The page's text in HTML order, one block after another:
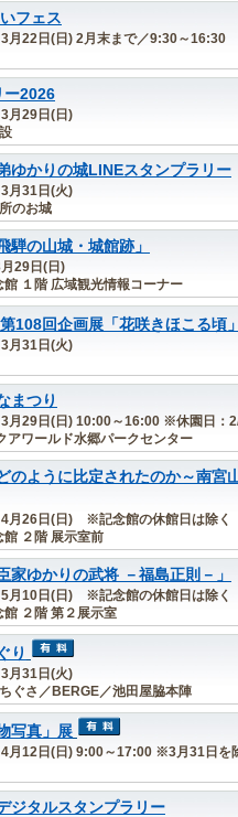
フェス
月22日(日) 2月末まで／9:30～
ー2026
月29日(日)
ゆかりの城LINEスタンプラリー
月31日(火)
のお城
騨の山城・城館跡」
29日(日)
１階 広域観光情報コーナー
108回企画展「花咲きほこる頃」
月31日(火)
まつり
月29日(日) 10:00～16:00 ※休園日：
アワールド水郷パークセンター
のように比定されたのか～南宮
月26日(日) ※記念館の休館日は除く
２階 展示室前
家ゆかりの武将 －福島正則－」
月10日(日) ※記念館の休館日は除く
２階 第２展示室
り
月31日(火)
ぐさ／BERGE／池田屋脇本陣
写真」展
月12日(日) 9:00～17:00 ※3月31日を
ジタルスタンプラリー